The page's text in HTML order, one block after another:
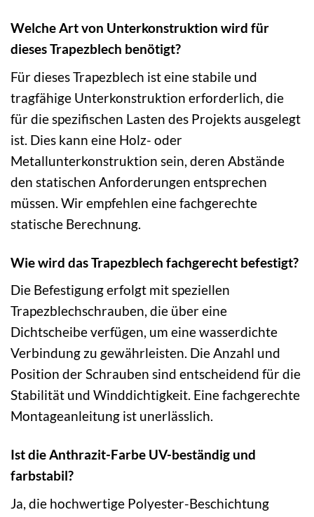
Welche Art von Unterkonstruktion wird für
dieses Trapezblech benötigt?
Für dieses Trapezblech ist eine stabile und
tragfähige Unterkonstruktion erforderlich, die
für die spezifischen Lasten des Projekts ausgelegt
ist. Dies kann eine Holz- oder
Metallunterkonstruktion sein, deren Abstände
den statischen Anforderungen entsprechen
müssen. Wir empfehlen eine fachgerechte
statische Berechnung.
Wie wird das Trapezblech fachgerecht befestigt?
Die Befestigung erfolgt mit speziellen
Trapezblechschrauben, die über eine
Dichtscheibe verfügen, um eine wasserdichte
Verbindung zu gewährleisten. Die Anzahl und
Position der Schrauben sind entscheidend für die
Stabilität und Winddichtigkeit. Eine fachgerechte
Montageanleitung ist unerlässlich.
Ist die Anthrazit-Farbe UV-beständig und
farbstabil?
Ja, die hochwertige Polyester-Beschichtung